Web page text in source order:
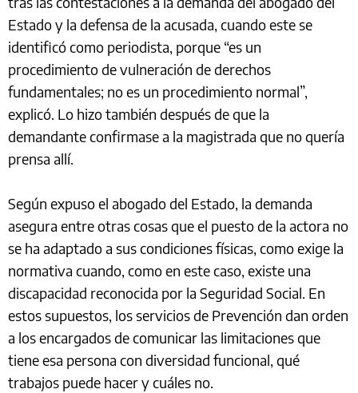
Estado y la defensa de la acusada, cuando este se
identificó como periodista, porque “es un
procedimiento de vulneración de derechos
fundamentales; no es un procedimiento normal”,
explicó. Lo hizo también después de que la
demandante confirmase a la magistrada que no quería
prensa allí.
Según expuso el abogado del Estado, la demanda
asegura entre otras cosas que el puesto de la actora no
se ha adaptado a sus condiciones físicas, como exige la
normativa cuando, como en este caso, existe una
discapacidad reconocida por la Seguridad Social. En
estos supuestos, los servicios de Prevención dan orden
a los encargados de comunicar las limitaciones que
tiene esa persona con diversidad funcional, qué
trabajos puede hacer y cuáles no.